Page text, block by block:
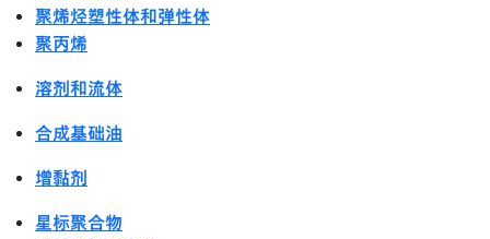
聚烯烃塑性体和弹性体
聚丙烯
溶剂和流体
合成基础油
增黏剂
星标聚合物